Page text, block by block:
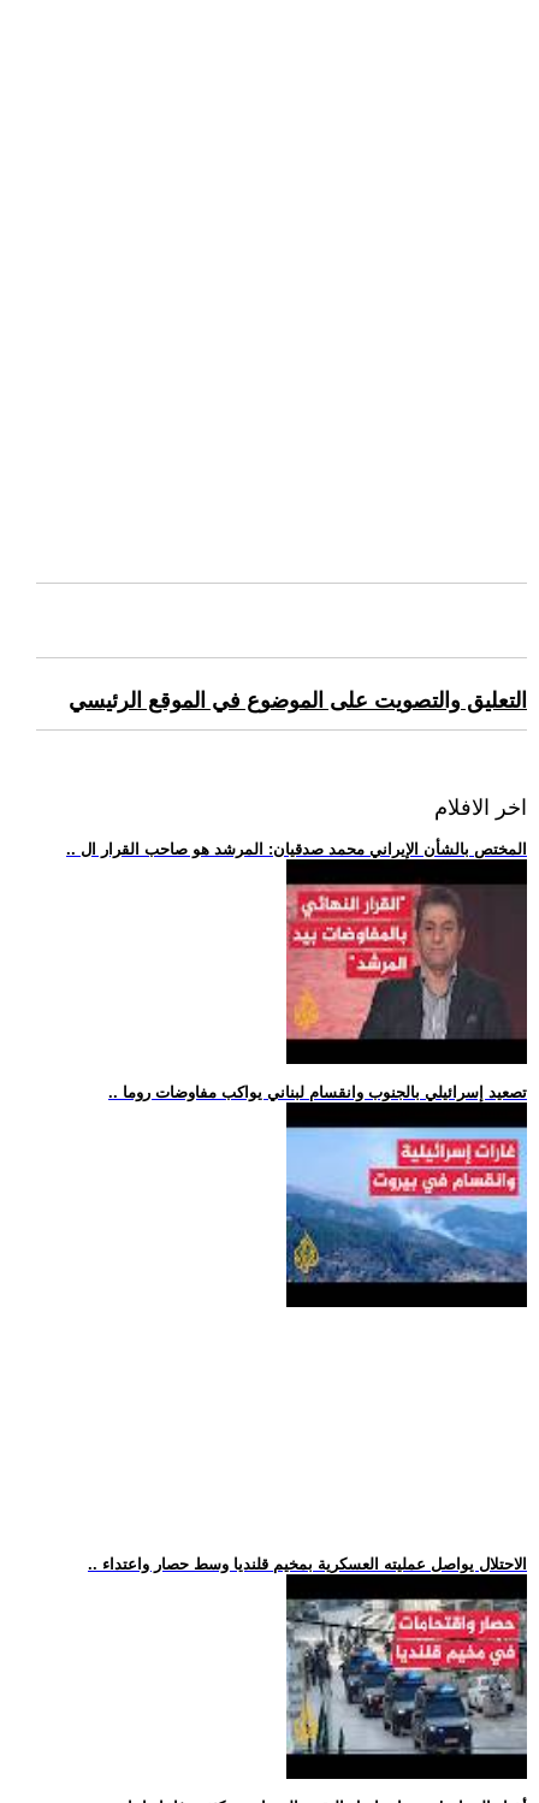
التعليق والتصويت على الموضوع في الموقع الرئيسي
اخر الافلام
.. المختص بالشأن الإيراني محمد صدقيان: المرشد هو صاحب القرار ال
.. تصعيد إسرائيلي بالجنوب وانقسام لبناني يواكب مفاوضات روما
.. الاحتلال يواصل عمليته العسكرية بمخيم قلنديا وسط حصار واعتداء